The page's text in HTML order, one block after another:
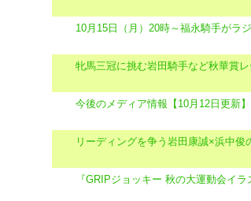
10月15日（月）20時～福永騎手がラ
牝馬三冠に挑む岩田騎手など秋華賞
今後のメディア情報【10月12日更新】
リーディングを争う岩田康誠×浜中俊
『GRIPジョッキー 秋の大運動会イ